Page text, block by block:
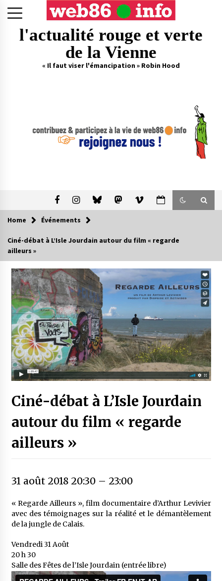
l'actualité rouge et verte
de la Vienne
« Il faut viser l'émancipation » Robin Hood
Home Événements
Ciné-débat à L’Isle Jourdain autour du film « regarde
ailleurs »
Ciné-débat à L’Isle Jourdain
autour du film « regarde
ailleurs »
31 août 2018 20:30– 23:00
« Regarde Ailleurs », film documentaire d’Arthur Levivier
avec des témoignages sur la réalité et le démantèlement
de la jungle de Calais.
Vendredi 31 Août
20 h 30
Salle des Fêtes de l’Isle Jourdain (entrée libre)